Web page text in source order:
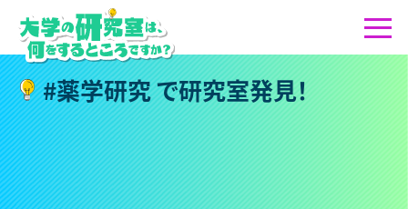
#薬学研究で研究室発見！